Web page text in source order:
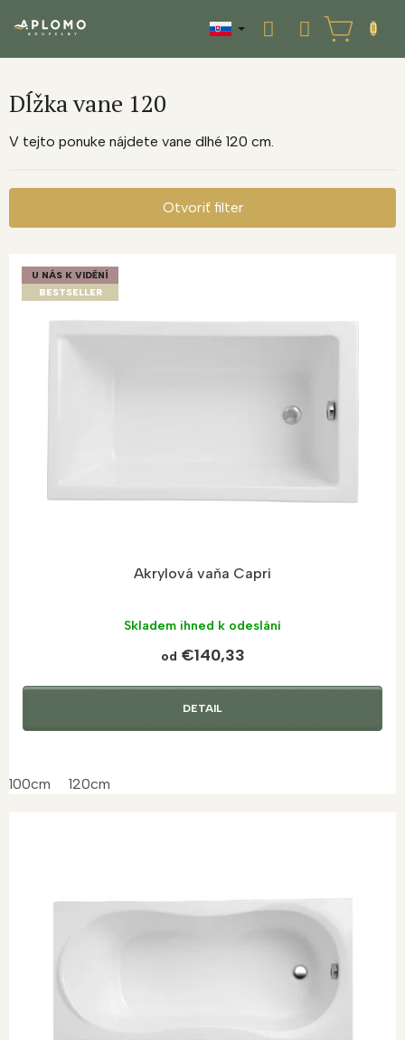
NÁKUPNÝ
KOŠÍK
Dĺžka vane 120
V tejto ponuke nájdete vane dlhé 120 cm.
Otvoriť filter
U NÁS K VIDĚNÍ
BESTSELLER
Akrylová vaňa Capri
Skladem ihned k odeslání
od €140,33
DETAIL
100cm 120cm